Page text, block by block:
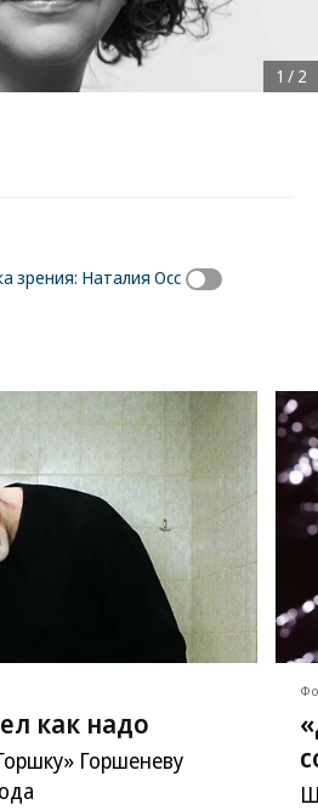
1 / 2
зрения: Наталия Осс
как надо
Горшеневу